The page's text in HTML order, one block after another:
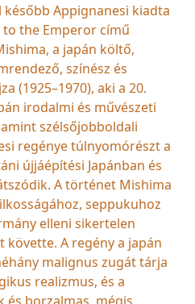
Appignanesi kiadta
the Emperor című
a japán költő,
színész és
(1925–1970), aki a 20.
irodalmi és művészeti
szélsőjobboldali
regénye túlnyomórészt a
újjáépítési Japánban és
A történet Mishima
seppukuhoz
elleni sikertelen
követte. A regény a japán
malignus zugát tárja
realizmus, és a